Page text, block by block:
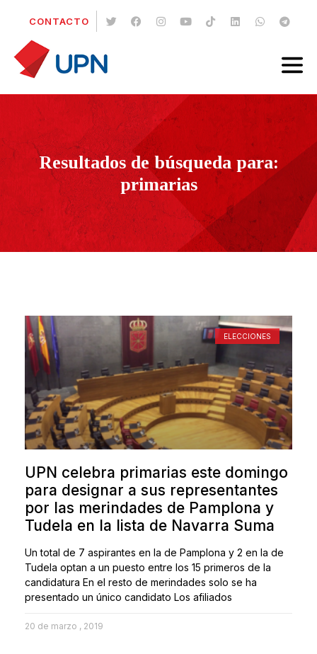
CONTACTO
Resultados de búsqueda para:
primarias
ELECCIONES
UPN celebra primarias este domingo
para designar a sus representantes
por las merindades de Pamplona y
Tudela en la lista de Navarra Suma
Un total de 7 aspirantes en la de Pamplona y 2 en la de
Tudela optan a un puesto entre los 15 primeros de la
candidatura En el resto de merindades solo se ha
presentado un único candidato Los afiliados
20 de marzo , 2019